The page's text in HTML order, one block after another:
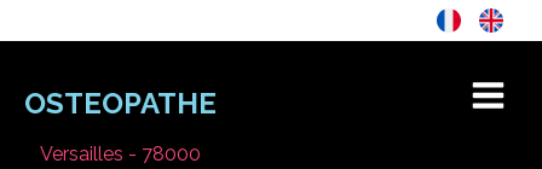
OSTEOPATHE
Versailles - 78000